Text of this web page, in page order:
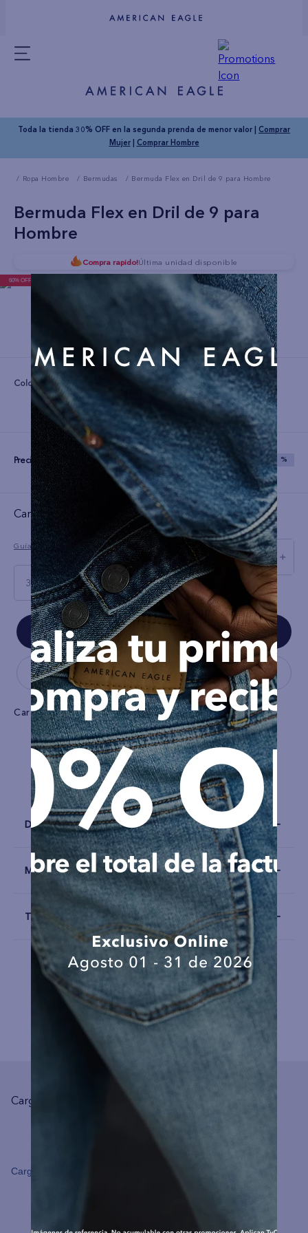
Toda la tienda 30% OFF en la segunda prenda de menor valor | Comprar
Mujer| Comprar Hombre
Ropa Hombre Bermudas Bermuda Flex en Dril de 9 para Hombre
Bermuda Flex en Dril de 9 para
Hombre
Compra rapido!Última unidad disponible
60% OFF
Color:
Precio: S/ 219 SAVE 60 %
Cargando el resumen…
Guía de tallas
30
＋
－
Características
Stretch Airlflex Tejido
Detalles
Materiales y Cuidado
Talla y Fit
COMPLEMENTA TU LOOK
Cargando el resumen…
Cargando comentarios…